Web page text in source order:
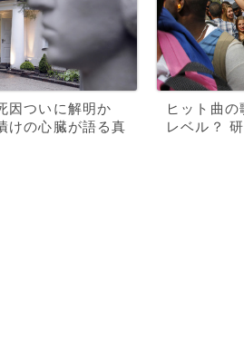
因ついに解明か
けの心臓が語る真
ヒット曲
レベル？